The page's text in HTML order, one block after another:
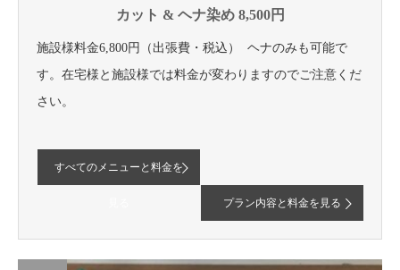
カット & ヘナ染め 8,500円
施設様料金6,800円（出張費・税込） ヘナのみも可能で
す。在宅様と施設様では料金が変わりますのでご注意くだ
さい。
すべてのメニューと料金を
プラン内容と料金を見る